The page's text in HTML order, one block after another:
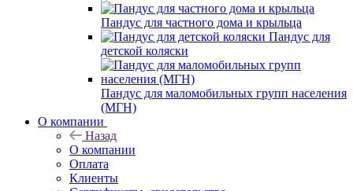
Пандус для частного дома и крыльца
Пандус для
детской коляски
Пандус для маломобильных групп населения
(МГН)
О компании
Назад
О компании
Оплата
Клиенты